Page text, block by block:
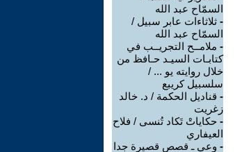
السمّاح عبد الله
- ثلاثاءات عابر سبيل /
السمّاح عبد الله
- ملامــح التجريــب في
كتابـات السيـد حـافظ من
خلال روايته يو ... /
سلسبيل كريبع
- قناديل الحكمة / د. خالد
زغريت
- حكاياتْ تَكاد تُنسى / فلاح
العيفاري
- وعي ـ قصص قصيرة جدا